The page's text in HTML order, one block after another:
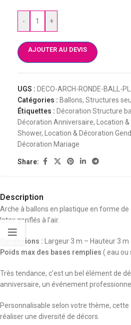
- +
AJOUTER AU DEVIS
UGS : DECO-ARCH-RONDE-BALL-
Catégories : Ballons, Structures
Étiquettes : Décoration Structure
Décoration Anniversaire, Location
Shower, Location & Décoration
Décoration Mariage
Share:
Description
Arche à ballons en plastique en forme
latex gonflés à l’air.
Dimensions : Largeur 3 m – Hauteur 3 m
Poids max des bases remplies ( eau ou
Très tendance, c’est un bel élément de
anniversaire, un événement
Personnalisable selon votre thème,
réaliser une diversité de décors.